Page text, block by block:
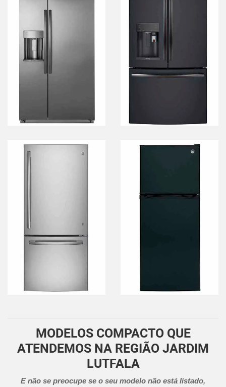
MODELOS COMPACTO QUE
ATENDEMOS NA REGIÃO JARDIM
LUTFALA
E não se preocupe se o seu modelo não está listado,